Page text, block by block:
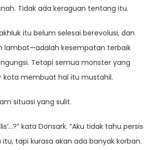
Tidak ada keraguan tentang itu.
itu belum selesai berevolusi, dan
lambat—adalah kesempatan terbaik
Tetapi semua monster yang
kota membuat hal itu mustahil.
situasi yang sulit.
kata Donsark. “Aku tidak tahu persis
tapi kurasa akan ada banyak korban.